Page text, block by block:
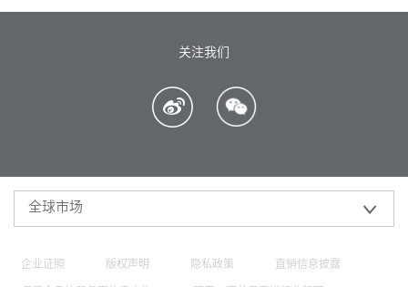
关注我们
全球市场
企业证照 版权声明 隐私政策 直销信息披露